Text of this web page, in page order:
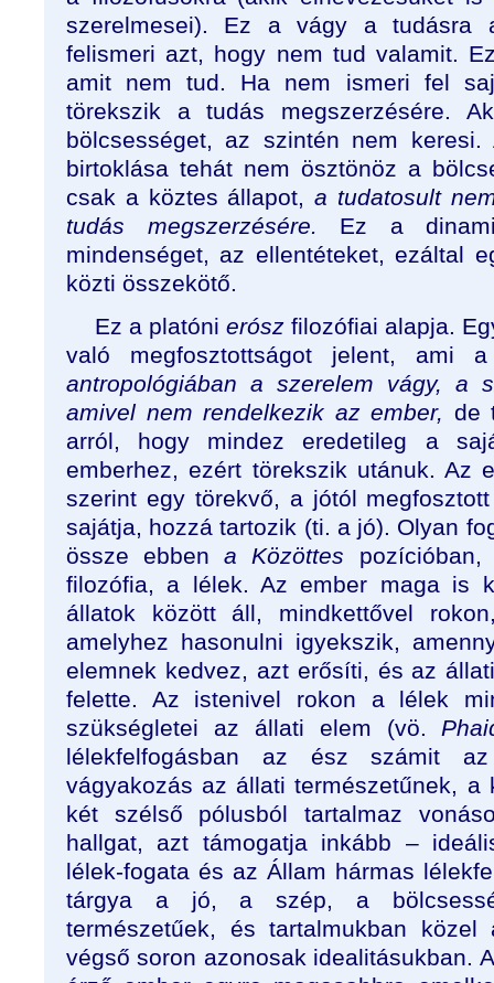
szerelmesei). Ez a vágy a tudásra
felismeri azt, hogy nem tud valamit.
amit nem tud. Ha nem ismeri fel
törekszik a tudás megszerzésére.
bölcsességet, az szintén nem
birtoklása tehát nem ösztönöz a
csak a köztes állapot,a tudatosult
tudás megszerzésére. Ez a
mindenséget, az ellentéteket, ezáltal
közti összekötő.
Ez a platóni erósz filozófiai alapja.
való megfosztottságot jelent, ami
antropológiában a szerelem vágy, a
amivel nem rendelkezik az ember, de
arról, hogy mindez eredetileg a
emberhez, ezért törekszik utánuk. Az
szerint egy törekvő, a jótól
sajátja, hozzá tartozik (ti. a jó). Olyan
össze ebbena Közöttes
filozófia, a lélek. Az ember maga is
állatok között áll, mindkettővel
amelyhez hasonulni igyekszik,
elemnek kedvez, azt erősíti, és az
felette. Az istenivel rokon a lélek
szükségletei az állati elem (vö.
lélekfelfogásban az ész számit
vágyakozás az állati természetűnek, a
két szélső pólusból tartalmaz
hallgat, azt támogatja inkább –
lélek-fogata és az Állam hármas
tárgya a jó, a szép, a
természetűek, és tartalmukban közel
végső soron azonosak idealitásukban.